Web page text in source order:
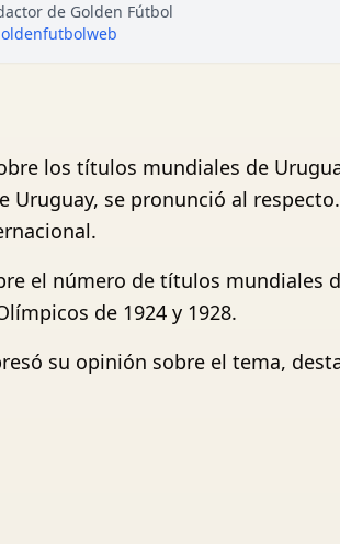
de Golden Fútbol
los títulos mundiales de
Uruguay, se pronunció al
el número de títulos mundiales
de 1924 y 1928.
su opinión sobre el tema,